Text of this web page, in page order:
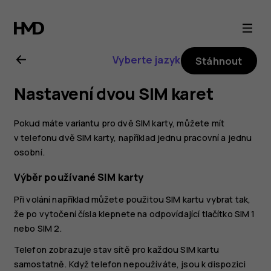
Uživatelská
příručka
k telefonu
Nokia 6.2
Vyberte jazyk Stáhnout
Nastavení dvou SIM karet
Pokud máte variantu pro dvě SIM karty, můžete mít
v telefonu dvě SIM karty, například jednu pracovní a jednu
osobní.
Výběr používané SIM karty
Při volání například můžete použitou SIM kartu vybrat tak,
že po vytočení čísla klepnete na odpovídající tlačítko SIM 1
nebo SIM 2.
Telefon zobrazuje stav sítě pro každou SIM kartu
samostatně. Když telefon nepoužíváte, jsou k dispozici